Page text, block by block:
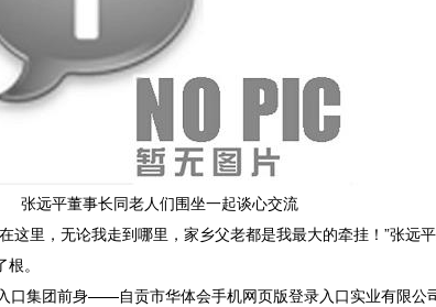
张远平董事长同老人们围坐一起谈心交流
里，无论我走到哪里，家乡父老都是我最大的牵挂！”张远
。
口集团前身——自贡市华体会手机网页版登录入口实业有限公